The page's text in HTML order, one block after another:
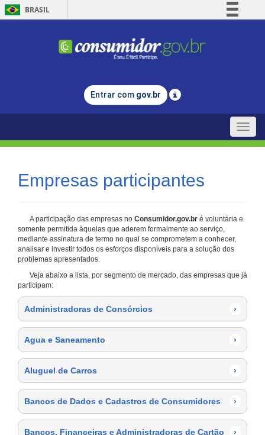
BRASIL
Comunica BR
Legislação
Entrar com gov.br
Toggle
Empresas participantes
A participação das empresas no Consumidor.gov.br é voluntária e
somente permitida àquelas que aderem formalmente ao serviço,
mediante assinatura de termo no qual se comprometem a conhecer,
analisar e investir todos os esforços disponíveis para a solução dos
problemas apresentados.
Veja abaixo a lista, por segmento de mercado, das empresas que já
participam:
Administradoras de Consórcios ›
Agua e Saneamento ›
Aluguel de Carros ›
Bancos de Dados e Cadastros de Consumidores ›
Bancos, Financeiras e Administradoras de Cartão ›